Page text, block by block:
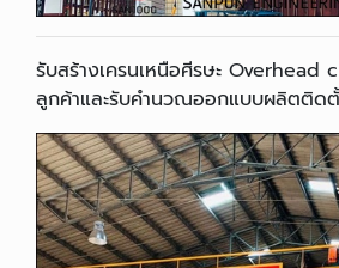
รับสร้างเครนเหนือศีรษะ Overhead
ลูกค้าและรับคำนวณออกแบบผลิตติดตั้